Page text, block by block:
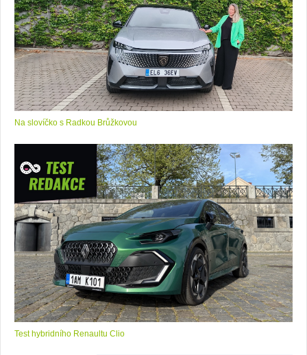
Na slovíčko s Radkou Brůžkovou
Test hybridního Renaultu Clio